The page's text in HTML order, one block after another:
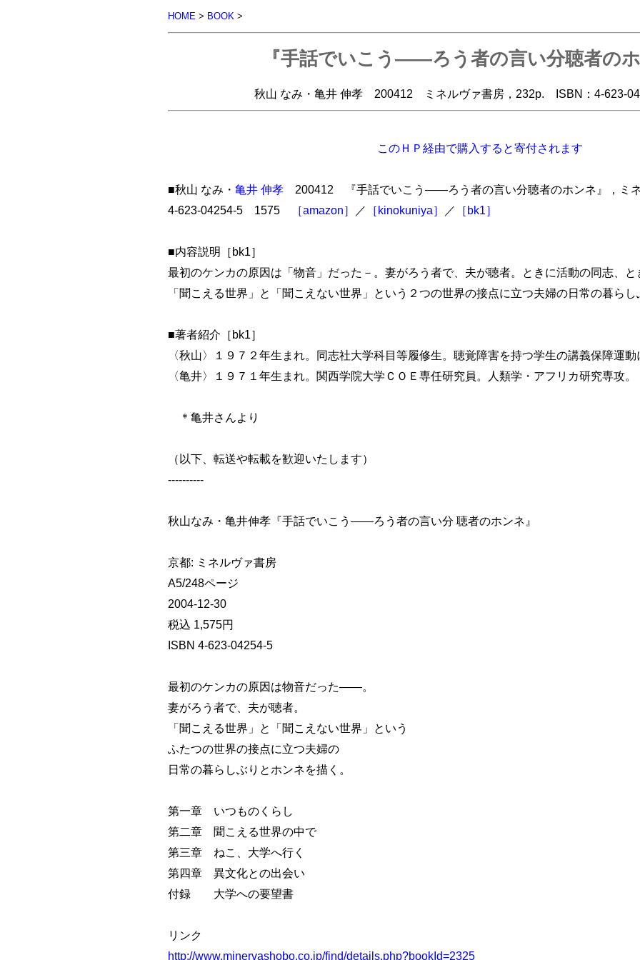
HOME> BOOK>
『手話でいこう――ろう者の言い分聴者のホ
秋山 なみ・亀井 伸孝 200412 ミネルヴァ書房，232p. ISBN：4-623-
このＨＰ経由で購入すると寄付されます
■秋山 なみ・ 亀井 伸孝200412 『手話でいこう――ろう者の言い分聴者のホンネ』，ミ
4-623-04254-5 1575
［amazon］ ／ ［kinokuniya］ ／ ［bk1］
■内容説明［bk1］
最初のケンカの原因は「物音」だった－。妻がろう者で、夫が聴者。ときに活動の同志、と
「聞こえる世界」と「聞こえない世界」という２つの世界の接点に立つ夫婦の日常の暮らし
■著者紹介［bk1］
〈秋山〉１９７２年生まれ。同志社大学科目等履修生。聴覚障害を持つ学生の講義保障運動
〈亀井〉１９７１年生まれ。関西学院大学ＣＯＥ専任研究員。人類学・アフリカ研究専攻。
＊亀井さんより
（以下、転送や転載を歓迎いたします）
----------
秋山なみ・亀井伸孝『手話でいこう――ろう者の言い分 聴者のホンネ』
京都: ミネルヴァ書房
A5/248ページ
2004-12-30
税込 1,575円
ISBN 4-623-04254-5
最初のケンカの原因は物音だった――。
妻がろう者で、夫が聴者。
「聞こえる世界」と「聞こえない世界」という
ふたつの世界の接点に立つ夫婦の
日常の暮らしぶりとホンネを描く。
第一章 いつものくらし
第二章 聞こえる世界の中で
第三章 ねこ、大学へ行く
第四章 異文化との出会い
付録 大学への要望書
リンク
http://www.minervashobo.co.jp/find/details.php?bookId=2325